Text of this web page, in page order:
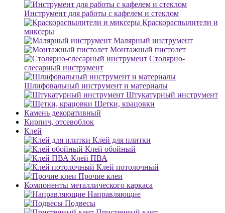
Инструмент для работы с кафелем и стеклом
Краскораспылители и
миксеры
Малярный инструмент
Монтажный пистолет
Столярно-
слесарный инструмент
Шлифовальный инструмент и материалы
Штукатурный инструмент
Щетки, крацовки
Камень декоративный
Кирпич, отсевоблок
Клей
Клей для плитки
Клей обойный
Клей ПВА
Клей потолочный
Прочие клеи
Компоненты металлического каркаса
Направляющие
Подвесы